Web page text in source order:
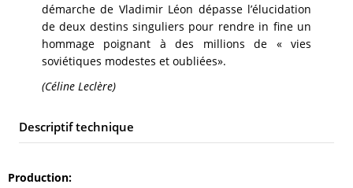
démarche de Vladimir Léon dépasse l’élucidation
de deux destins singuliers pour rendre in fine un
hommage poignant à des millions de « vies
soviétiques modestes et oubliées».
(Céline Leclère)
Descriptif technique
Production